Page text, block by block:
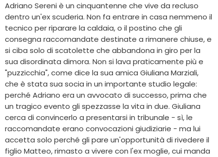
Adriano Sereni è un cinquantenne che vive da recluso
dentro un'ex scuderia. Non fa entrare in casa nemmeno il
tecnico per riparare la caldaia, o il postino che gli
consegna raccomandate destinate a rimanere chiuse, e
si ciba solo di scatolette che abbandona in giro per la
sua disordinata dimora. Non si lava praticamente più e
"puzzicchia", come dice la sua amica Giuliana Marziali,
che è stata sua socia in un importante studio legale:
perché Adriano era un avvocato di successo, prima che
un tragico evento gli spezzasse la vita in due. Giuliana
cerca di convincerlo a presentarsi in tribunale - sì, le
raccomandate erano convocazioni giudiziarie - ma lui
accetta solo perché gli pare un'opportunità di rivedere il
figlio Matteo, rimasto a vivere con l'ex moglie, cui manda